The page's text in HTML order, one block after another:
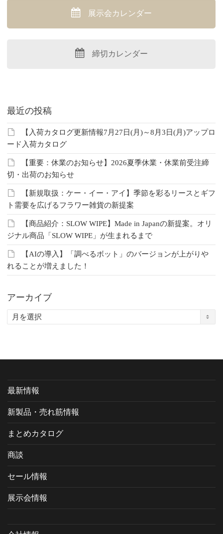
展示会カレンダー
締切カレンダー
最近の投稿
【入荷カタログ更新情報7月27日(月)～8月3日(月)アップロ
ード入荷カタログ
【重要：休業のお知らせ】2026夏季休業・休業前受注締
切・出荷のお知らせ
【新規取扱：ケー・イー・アイ】季節を彩るリースとギフ
ト需要を広げるフラワー雑貨の新提案
【商品紹介：SLOW WIPE】Made in Japanの新提案。オリ
ジナル商品「SLOW WIPE」が生まれるまで
【AIの導入】「調べるボット」のバージョンが上がりや
れることが増えました！
アーカイブ
ア
最新情報
新製品・売れ筋情報
まとめカタログ
商談
セール情報
展示会情報